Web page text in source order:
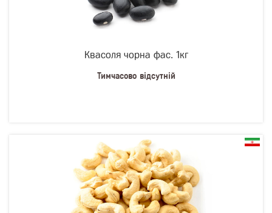
Квасоля чорна фас. 1кг
Тимчасово відсутній